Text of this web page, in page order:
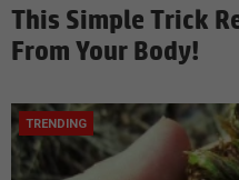
This Simple Trick
From Your Body!